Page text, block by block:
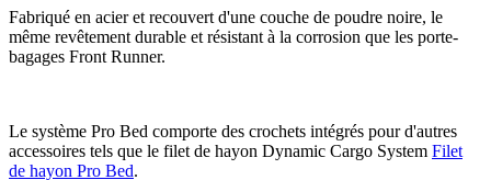
Fabriqué en acier et recouvert d'une couche de poudre noire, le
même revêtement durable et résistant à la corrosion que les porte-
bagages Front Runner.
Le système Pro Bed comporte des crochets intégrés pour d'autres
accessoires tels que le filet de hayon Dynamic Cargo System Filet
de hayon Pro Bed.